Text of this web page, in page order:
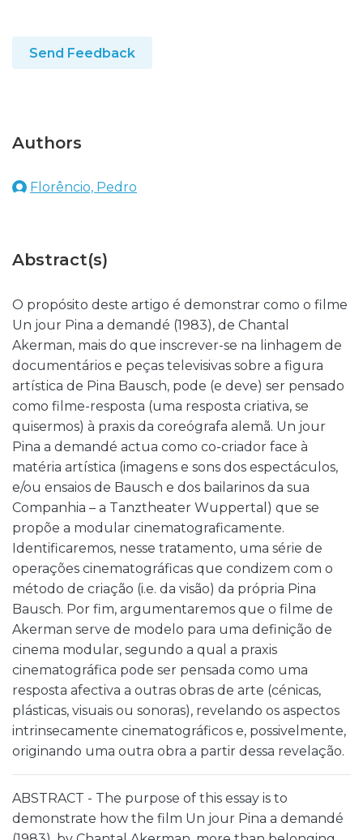
Send Feedback
Authors
Florêncio, Pedro
Abstract(s)
O propósito deste artigo é demonstrar como o filme
Un jour Pina a demandé (1983), de Chantal
Akerman, mais do que inscrever-se na linhagem de
documentários e peças televisivas sobre a figura
artística de Pina Bausch, pode (e deve) ser pensado
como filme-resposta (uma resposta criativa, se
quisermos) à praxis da coreógrafa alemã. Un jour
Pina a demandé actua como co-criador face à
matéria artística (imagens e sons dos espectáculos,
e/ou ensaios de Bausch e dos bailarinos da sua
Companhia – a Tanztheater Wuppertal) que se
propõe a modular cinematograficamente.
Identificaremos, nesse tratamento, uma série de
operações cinematográficas que condizem com o
método de criação (i.e. da visão) da própria Pina
Bausch. Por fim, argumentaremos que o filme de
Akerman serve de modelo para uma definição de
cinema modular, segundo a qual a praxis
cinematográfica pode ser pensada como uma
resposta afectiva a outras obras de arte (cénicas,
plásticas, visuais ou sonoras), revelando os aspectos
intrinsecamente cinematográficos e, possivelmente,
originando uma outra obra a partir dessa revelação.
ABSTRACT - The purpose of this essay is to
demonstrate how the film Un jour Pina a demandé